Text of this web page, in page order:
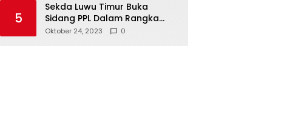
5
Sekda Luwu Timur Buka
Sidang PPL Dalam Rangka
Redistribusi Tanah 2023
Oktober 24, 2023 0